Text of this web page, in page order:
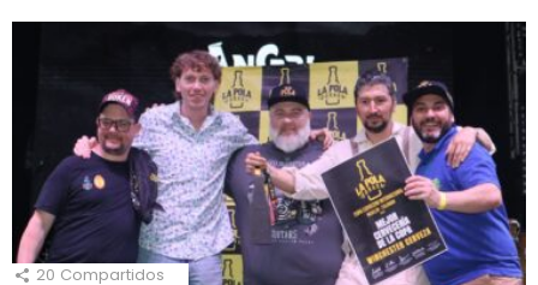
20 Compartidos